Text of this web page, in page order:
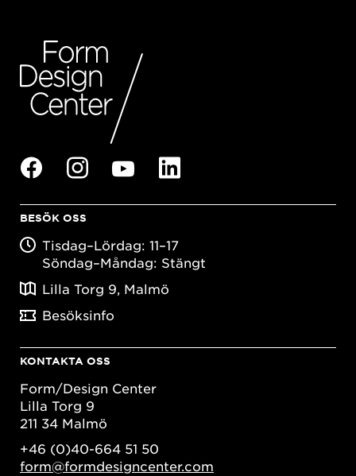
BESÖK OSS
Tisdag–Lördag: 11–17
Söndag–Måndag: Stängt
Lilla Torg 9, Malmö
Besöksinfo
KONTAKTA OSS
Form/Design Center
Lilla Torg 9
211 34 Malmö
+46 (0)40-664 51 50
form@formdesigncenter.com